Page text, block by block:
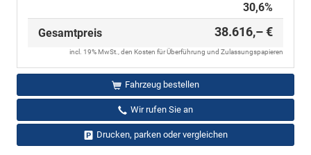
30,6%
Gesamtpreis
38.616,– €
incl. 19% MwSt., den Kosten für Überführung und Zulassungspapieren
Fahrzeug bestellen
Wir rufen Sie an
Drucken, parken oder vergleichen